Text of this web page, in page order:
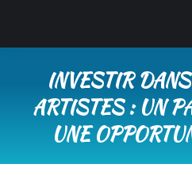
INVESTIR
ARTISTES : UN
UNE